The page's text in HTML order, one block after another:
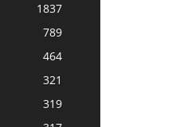
1837
789
464
321
319